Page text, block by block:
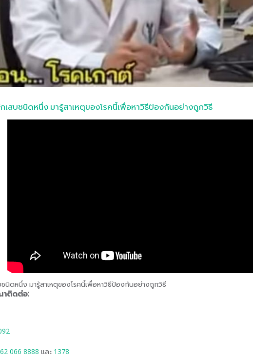
เสบชนิดหนึ่ง มารู้สาเหตุของโรคนี้เพื่อหาวิธีป้องกันอย่างถูกวิธี
นิดหนึ่ง มารู้สาเหตุของโรคนี้เพื่อหาวิธีป้องกันอย่างถูกวิธี
าติดต่อ:
066 8888 และ 1378